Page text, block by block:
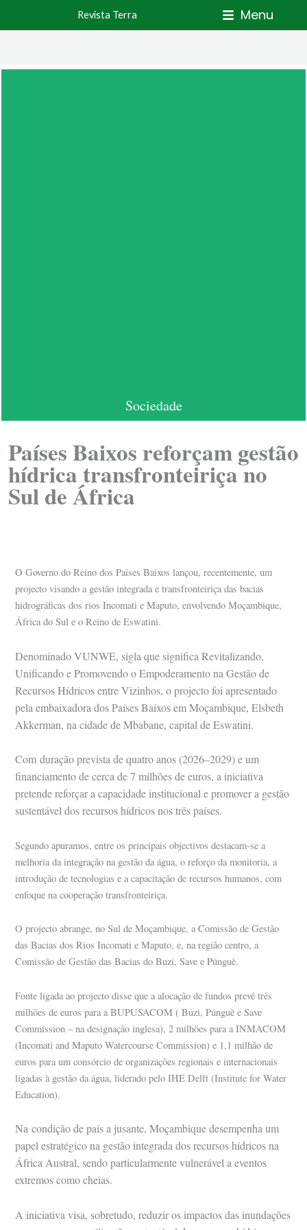
Revista Terra Menu
Sociedade
Países Baixos reforçam gestão
hídrica transfronteiriça no
Sul de África
O Governo do Reino dos Países Baixos lançou, recentemente, um
projecto visando a gestão integrada e transfronteiriça das bacias
hidrográficas dos rios Incomati e Maputo, envolvendo Moçambique,
África do Sul e o Reino de Eswatini.
DenominadoVUNWE, sigla que significa Revitalizando,
Unificando e Promovendo o Empoderamento na Gestão de
Recursos Hídricos entre Vizinhos, o projecto foi apresentado
pela embaixadora dos Países Baixos em Moçambique, Elsbeth
Akkerman, na cidade de Mbabane, capital de Eswatini.
Com duração prevista de quatro anos (2026–2029) e um
financiamento de cerca de 7 milhões de euros, a iniciativa
pretende reforçar a capacidade institucional e promover a gestão
sustentável dos recursos hídricos nos três países.
Segundo apuramos, entre os principais objectivos destacam-se a
melhoria da integração na gestão da água, o reforço da monitoria, a
introdução de tecnologias e a capacitação de recursos humanos, com
enfoque na cooperação transfronteiriça.
O projecto abrange, no Sul de Moçambique, a Comissão de Gestão
das Bacias dos Rios Incomati e Maputo, e, na região centro, a
Comissão de Gestão das Bacias do Buzi, Save e Púnguè.
Fonte ligada ao projecto disse que a alocação de fundos prevê três
milhões de euros para a BUPUSACOM ( Buzi, Púnguè e Save
Commission – na designação inglesa), 2 milhões para a INMACOM
(Incomati and Maputo Watercourse Commission) e 1,1 milhão de
euros para um consórcio de organizações regionais e internacionais
ligadas à gestão da água, liderado pelo IHE Delft (Institute for Water
Education).
Na condição de país a jusante, Moçambique desempenha um
papel estratégico na gestão integrada dos recursos hídricos na
África Austral, sendo particularmente vulnerável a eventos
extremos como cheias.
A iniciativa visa, sobretudo, reduzir os impactos das inundações